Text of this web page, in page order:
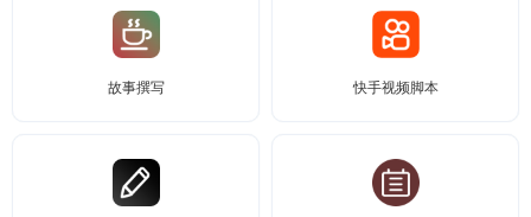
故事撰写 快手视频脚本